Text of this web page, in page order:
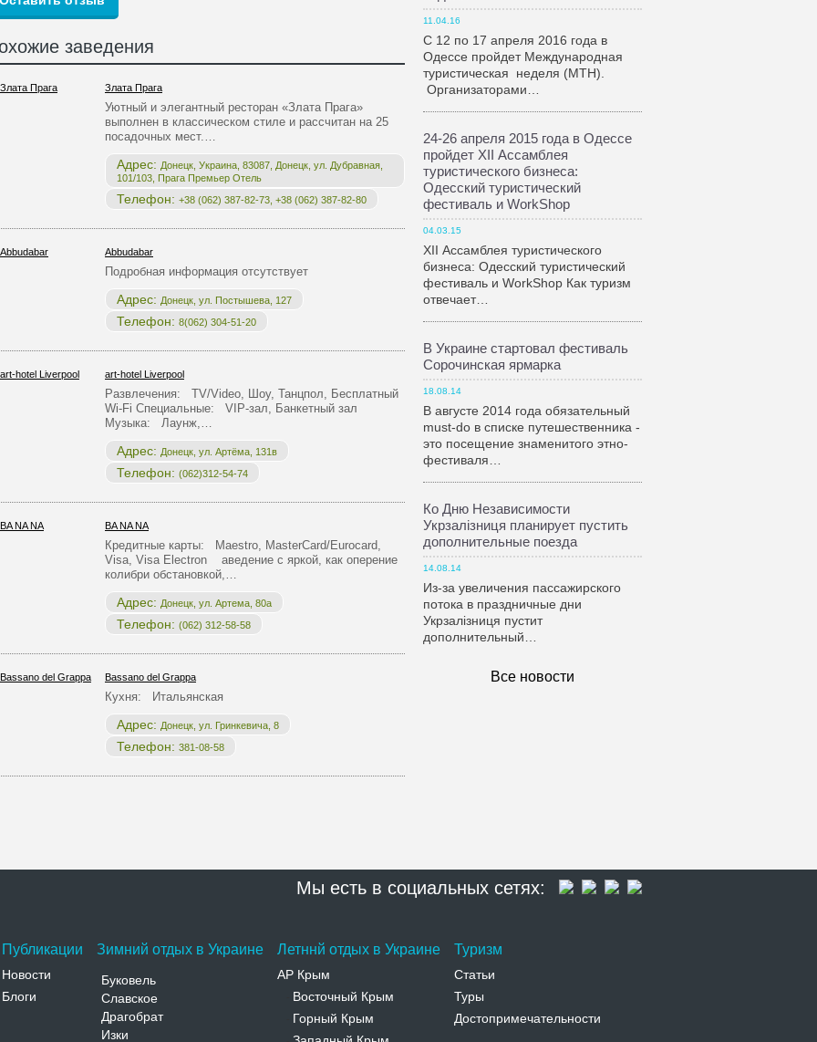
заведения
Злата Прага
Уютный и элегантный ресторан «Злата Прага»
выполнен в классическом стиле и рассчитан на 25
посадочных мест.…
Адрес: Донецк, Украина, 83087, Донецк, ул. Дубравная,
101/103, Прага Премьер Отель
Телефон: +38 (062) 387-82-73, +38 (062) 387-82-80
Abbudabar
Подробная информация отсутствует
Адрес: Донецк, ул. Постышева, 127
Телефон: 8(062) 304-51-20
art-hotel Liverpool
Развлечения: TV/Video, Шоу, Танцпол, Бесплатный
Wi-Fi Специальные: VIP-зал, Банкетный зал
Музыка: Лаунж,…
Адрес: Донецк, ул. Артёма, 131в
Телефон: (062)312-54-74
BA NA NA
Кредитные карты: Maestro, MasterCard/Eurocard,
Visa, Visa Electron аведение с яркой, как оперение
колибри обстановкой,…
Адрес: Донецк, ул. Артема, 80а
Телефон: (062) 312-58-58
Bassano del Grappa
Кухня: Итальянская
Адрес: Донецк, ул. Гринкевича, 8
Телефон: 381-08-58
11.04.16
С 12 по 17 апреля 2016 года в
Одессе пройдет Международная
туристическая неделя (МТН).
Организаторами…
24-26 апреля 2015 года в Одессе
пройдет XII Ассамблея
туристического бизнеса:
Одесский туристический
фестиваль и WorkShop
04.03.15
XII Ассамблея туристического
бизнеса: Одесский туристический
фестиваль и WorkShop Как туризм
отвечает…
В Украине стартовал фестиваль
Сорочинская ярмарка
18.08.14
В августе 2014 года обязательный
must-do в списке путешественника -
это посещение знаменитого этно-
фестиваля…
Ко Дню Независимости
Укрзалiзниця планирует пустить
дополнительные поезда
14.08.14
Из-за увеличения пассажирского
потока в праздничные дни
Укрзалiзниця пустит
дополнительный…
Все новости
Мы есть в социальных сетях:
Публикации
Новости
Блоги
Зимний отдых в Украине
Буковель
Славское
Драгобрат
Изки
Летннй отдых в Украине
АР Крым
Восточный Крым
Горный Крым
Туризм
Статьи
Туры
Достопримечательности